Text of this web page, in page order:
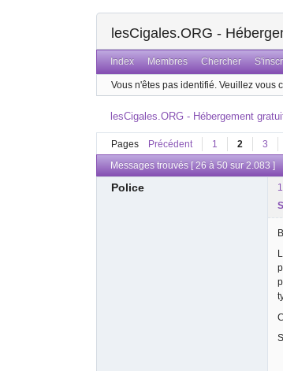
lesCigales.ORG -
Index Membres Chercher
Vous n'êtes pas identifié. Veuillez vous
lesCigales.ORG - Hébergement
Pages Précédent 1 2 3
Messages trouvés [ 26 à 50 sur 2.083 ]
Police